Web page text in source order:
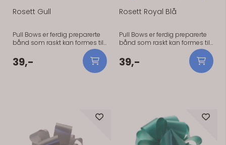
Rosett Gull
Pull Bows er ferdig preparerte
bånd som raskt kan formes til
en flott rosett/sløyfe. En rosett
blir ca 25 cm i diameter. Pris er
per rosett. Pull Bows er ferdig
preparerte bånd som raskt kan
39,-
Rosett Royal Blå
Pull Bows er ferdig preparerte
bånd som raskt kan formes til
en flott rosett/sløyfe. En rosett
blir ca 25 cm i diameter.Pris er
per rosett. Pull Bows er ferdig
preparerte bånd som raskt kan
39,-